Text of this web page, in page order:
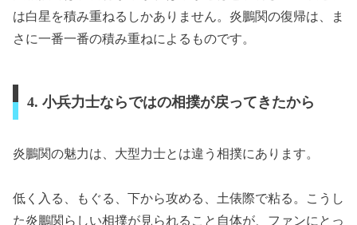
は白星を積み重ねるしかありません。炎鵬関の復帰は、ま
さに一番一番の積み重ねによるものです。
4. 小兵力士ならではの相撲が戻ってきたから
炎鵬関の魅力は、大型力士とは違う相撲にあります。
低く入る、もぐる、下から攻める、土俵際で粘る。こうし
た炎鵬関らしい相撲が見られること自体が、ファンにとっ